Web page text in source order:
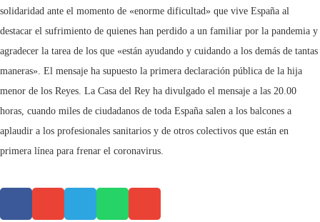
solidaridad ante el momento de «enorme dificultad» que vive España al
destacar el sufrimiento de quienes han perdido a un familiar por la pandemia y
agradecer la tarea de los que «están ayudando y cuidando a los demás de tantas
maneras». El mensaje ha supuesto la primera declaración pública de la hija
menor de los Reyes. La Casa del Rey ha divulgado el mensaje a las 20.00
horas, cuando miles de ciudadanos de toda España salen a los balcones a
aplaudir a los profesionales sanitarios y de otros colectivos que están en
primera línea para frenar el coronavirus.